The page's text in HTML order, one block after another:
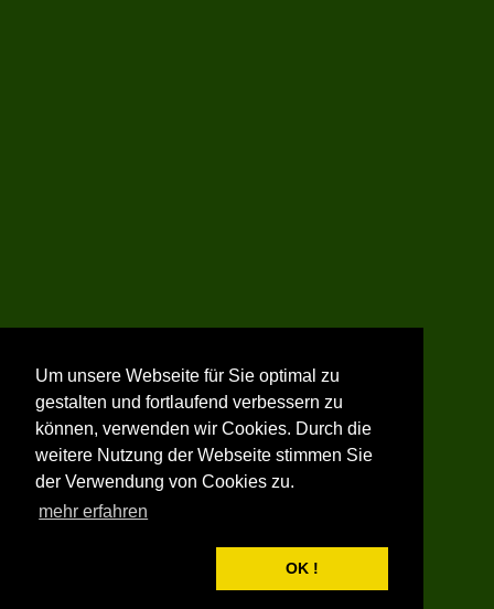
Um unsere Webseite für Sie optimal zu
gestalten und fortlaufend verbessern zu
können, verwenden wir Cookies. Durch die
weitere Nutzung der Webseite stimmen Sie
der Verwendung von Cookies zu.
mehr erfahren
OK !